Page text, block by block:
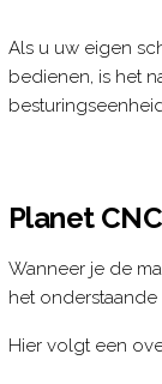
Als u uw eigen
bedienen, is het
Planet
Wanneer je de
het onderstaande
Hier volgt een